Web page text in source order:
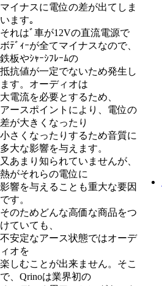
マイナスに電位の差が出てしま
います｡
それはﾞ車が12Vの直流電源で
ボﾃﾞｨｰが全てマイナスなので、
鉄板やｼｬｰｼﾌﾚｰﾑの
抵抗値が一定でないため発生し
ます。オーディオは
大電流を必要とするため、
アースポイントにより、電位の
差が大きくなったり
小さくなったりするため音質に
多大な影響を与えます。
又あまり知られていませんが、
熱がそれらの電位に
影響を与えることも重大な要因
です。
そのためどんな高価な商品をつ
けていても、
不安定なアース状態ではオーデ
ィオを
楽しむことが出来ません。そこ
で、Qrinoは業界初の